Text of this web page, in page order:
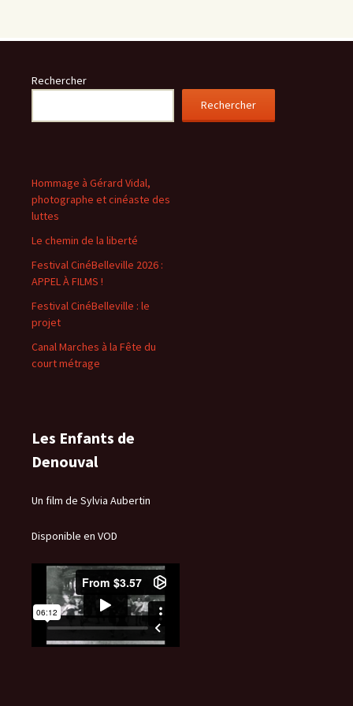
Rechercher
Rechercher
Hommage à Gérard Vidal,
photographe et cinéaste des
luttes
Le chemin de la liberté
Festival CinéBelleville 2026 :
APPEL À FILMS !
Festival CinéBelleville : le
projet
Canal Marches à la Fête du
court métrage
Les Enfants de
Denouval
Un film de Sylvia Aubertin
Disponible en VOD